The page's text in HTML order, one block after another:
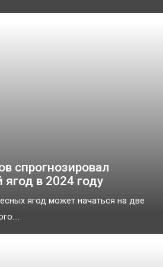
спрогнозировал
в 2024 году
ягод может начаться на две